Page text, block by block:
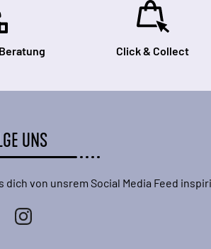
Click & Collect
UNS
dich von unsrem Social Media Feed